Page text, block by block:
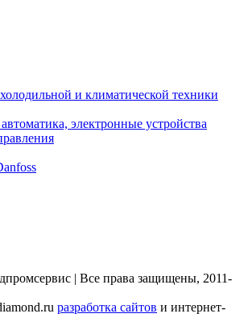
и климатической техники
электронные устройства
| Все права защищены, 2011-
разработка сайтов и интернет-